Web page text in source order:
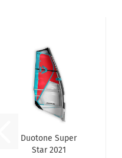
Duotone Super
Star 2021